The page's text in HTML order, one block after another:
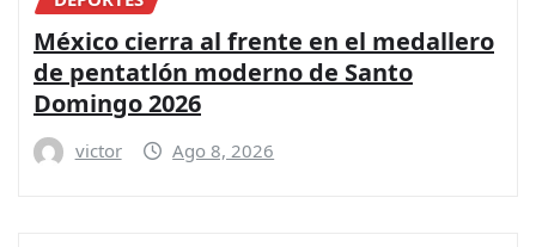
México cierra al frente en el medallero
de pentatlón moderno de Santo
Domingo 2026
victor Ago 8, 2026